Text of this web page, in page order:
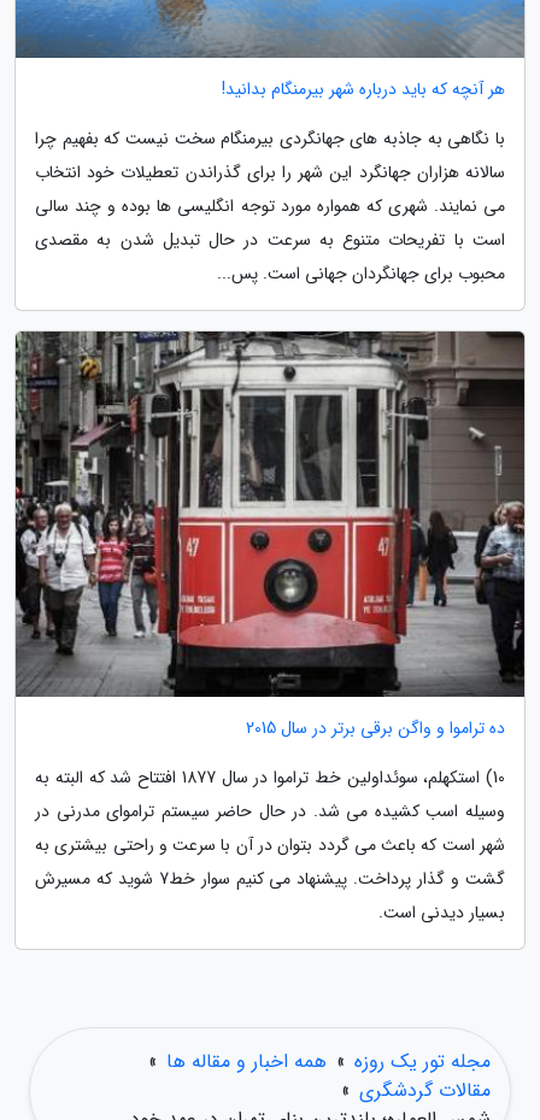
هر آنچه که باید درباره شهر بیرمنگام بدانید!
با نگاهی به جاذبه های جهانگردی بیرمنگام سخت نیست که بفهیم چرا
سالانه هزاران جهانگرد این شهر را برای گذراندن تعطیلات خود انتخاب
می نمایند. شهری که همواره مورد توجه انگلیسی ها بوده و چند سالی
است با تفریحات متنوع به سرعت در حال تبدیل شدن به مقصدی
محبوب برای جهانگردان جهانی است. پس...
ده تراموا و واگن برقی برتر در سال 2015
10) استکهلم، سوئداولین خط تراموا در سال 1877 افتتاح شد که البته به
وسیله اسب کشیده می شد. در حال حاضر سیستم تراموای مدرنی در
شهر است که باعث می گردد بتوان در آن با سرعت و راحتی بیشتری به
گشت و گذار پرداخت. پیشنهاد می کنیم سوار خط7 شوید که مسیرش
بسیار دیدنی است.
مجله تور یک روزه » همه اخبار و مقاله ها »
مقالات گردشگری »